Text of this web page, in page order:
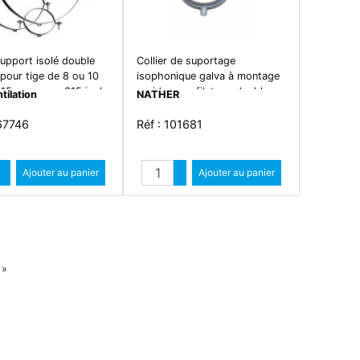
isolé double
tige de 8 ou 10
mm - csu 315 isole
Quantité
Augmenter quantité
Diminuer quantité
Ajouter au panier
Collier de suportage
isophonique galva à montage
rapide avec filetage double
NATHER
Réf : 101681
Quantité
Augmenter quantité
Diminuer quantité
Ajouter au panier
»